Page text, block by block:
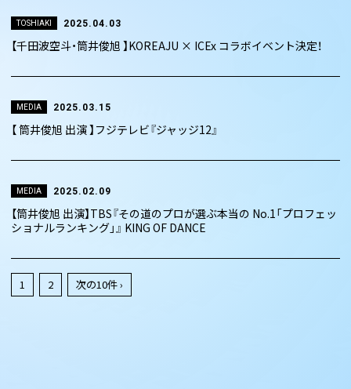
TOSHIAKI 2025.04.03
【千田波空斗・筒井俊旭 】KOREAJU × ICEx コラボイベント決定！
MEDIA 2025.03.15
【 筒井俊旭 出演 】フジテレビ『ジャッジ12』
MEDIA 2025.02.09
【筒井俊旭 出演】TBS『その道のプロが選ぶ本当の No.1「プロフェッ
ショナルランキング」』 KING OF DANCE
1 2 次の10件 ›